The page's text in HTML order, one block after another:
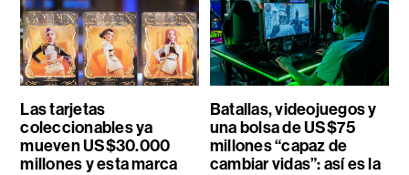
Las tarjetas
coleccionables ya
mueven US$30.000
millones y esta marca
Batallas, videojuegos y
una bolsa de US$75
millones “capaz de
cambiar vidas”: así es la